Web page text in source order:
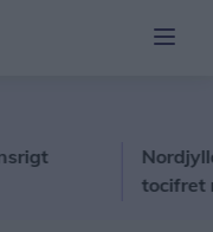
tocifret